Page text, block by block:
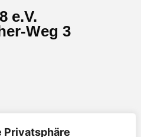
Privatsphäre
e.V.
Weg 3